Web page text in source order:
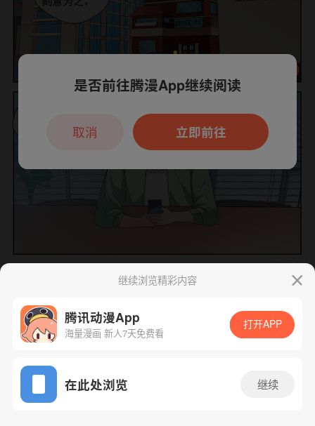
App免费看
下一话 腾漫App免费看
继续浏览精彩内容
腾讯动漫App
海量漫画 新人7天免费看
打开APP
在此处浏览 继续
本章节仅支持App阅读，可打开App新用
户7天免费看
是否前往腾漫App继续阅读
立即前往
取消